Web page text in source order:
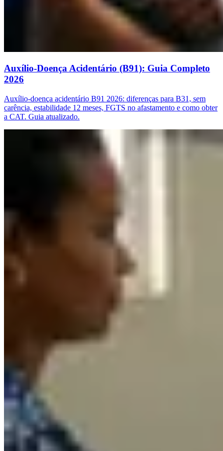
Auxílio-Doença Acidentário (B91): Guia Completo
2026
Auxílio-doença acidentário B91 2026: diferenças para B31, sem
carência, estabilidade 12 meses, FGTS no afastamento e como obter
a CAT. Guia atualizado.